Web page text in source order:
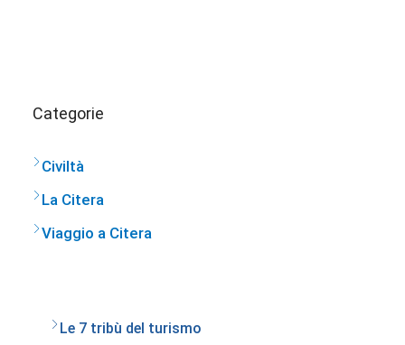
Categorie
Civiltà
La Citera
Viaggio a Citera
Le 7 tribù del turismo